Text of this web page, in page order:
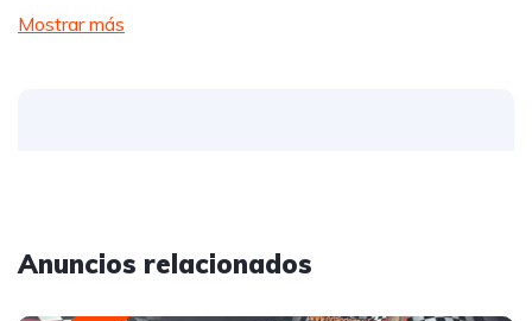
Mostrar más
Anuncios relacionados